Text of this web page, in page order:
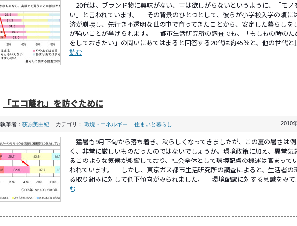
20代は、ブランド物に興味がない、車は欲しがらないというように、「モノ
い」と言われています。 その背景のひとつとして、彼らが小学校入学の頃に
済が崩壊し、先行き不透明な世の中で育ってきたことから、安定した暮らしを
が強いことが挙げられます。 都市生活研究所の調査でも、「もしもの時のた
をしておきたい」の問いにあてはまると回答する20代は約45％と、他の世代と
読む
「エコ離れ」を防ぐために
執筆者： 荻原美由紀 カテゴリ： 環境・エネルギー 住まいと暮らし 2010
猛暑も9月下旬から落ち着き、秋らしくなってきましたが、この夏の暑さは
く、非常に厳しいものだったのではないでしょうか。環境政策に加え、異常気
るこのような気候が影響しており、社会全体として環境配慮の機運は高まって
われています。 しかし、東京ガス都市生活研究所の調査によると、生活者の
る取り組みに対して低下傾向がみられました。 環境配慮に対する意識をみて
む